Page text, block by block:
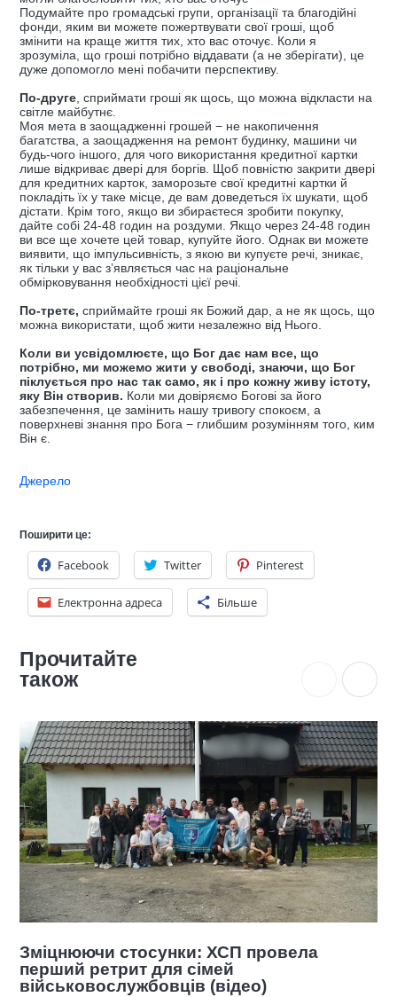
Подумайте про громадські групи, організації та благодійні
фонди, яким ви можете пожертвувати свої гроші, щоб
змінити на краще життя тих, хто вас оточує. Коли я
зрозуміла, що гроші потрібно віддавати (а не зберігати), це
дуже допомогло мені побачити перспективу.
По-друге , сприймати гроші як щось, що можна відкласти на
світле майбутнє.
Моя мета в заощадженні грошей − не накопичення
багатства, а заощадження на ремонт будинку, машини чи
будь-чого іншого, для чого використання кредитної картки
лише відкриває двері для боргів. Щоб повністю закрити двері
для кредитних карток, заморозьте свої кредитні картки й
покладіть їх у таке місце, де вам доведеться їх шукати, щоб
дістати. Крім того, якщо ви збираєтеся зробити покупку,
дайте собі 24-48 годин на роздуми. Якщо через 24-48 годин
ви все ще хочете цей товар, купуйте його. Однак ви можете
виявити, що імпульсивність, з якою ви купуєте речі, зникає,
як тільки у вас з’являється час на раціональне
обмірковування необхідності цієї речі.
По-третє, сприймайте гроші як Божий дар, а не як щось, що
можна використати, щоб жити незалежно від Нього.
Коли ви усвідомлюєте, що Бог дає нам все, що
потрібно, ми можемо жити у свободі, знаючи, що Бог
піклується про нас так само, як і про кожну живу істоту,
яку Він створив. Коли ми довіряємо Богові за його
забезпечення, це замінить нашу тривогу спокоєм, а
поверхневі знання про Бога − глибшим розумінням того, ким
Він є.
Джерело
Поширити це:
Facebook Twitter Pinterest
Електронна адреса Більше
Прочитайте
також
провела
ХСП розпочала чергову
підтримки ветеранів